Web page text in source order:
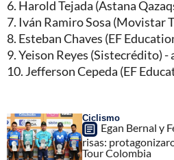
6. Harold Tejada (Astana
7. Iván Ramiro Sosa (Movistar
8. Esteban Chaves (EF
9. Yeison Reyes (Sistecrédito) -
10. Jefferson Cepeda (EF
Ciclismo
Egan Bernal y
risas:
Tour Colombia